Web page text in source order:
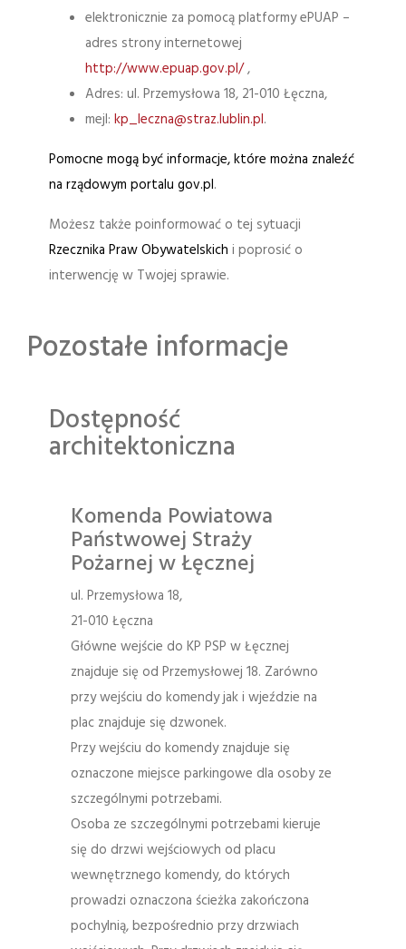
elektronicznie za pomocą platformy ePUAP –
adres strony internetowej
http://www.epuap.gov.pl/,
Adres: ul. Przemysłowa 18, 21-010 Łęczna,
mejl: kp_leczna@straz.lublin.pl.
Pomocne mogą być informacje, które można znaleźć
na rządowym portalu gov.pl.
Możesz także poinformować o tej sytuacji
Rzecznika Praw Obywatelskich i poprosić o
interwencję w Twojej sprawie.
Pozostałe informacje
Dostępność
architektoniczna
Komenda Powiatowa
Państwowej Straży
Pożarnej w Łęcznej
ul. Przemysłowa 18,
21-010 Łęczna
Główne wejście do KP PSP w Łęcznej
znajduje się od Przemysłowej 18. Zarówno
przy wejściu do komendy jak i wjeździe na
plac znajduje się dzwonek.
Przy wejściu do komendy znajduje się
oznaczone miejsce parkingowe dla osoby ze
szczególnymi potrzebami.
Osoba ze szczególnymi potrzebami kieruje
się do drzwi wejściowych od placu
wewnętrznego komendy, do których
prowadzi oznaczona ścieżka zakończona
pochylnią, bezpośrednio przy drzwiach